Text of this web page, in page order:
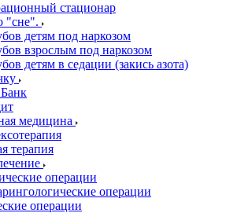
стационар
"сне".
детям под наркозом
взрослым под наркозом
детям в седации (закись азота)
медицина
терапия
операции
операции
операции